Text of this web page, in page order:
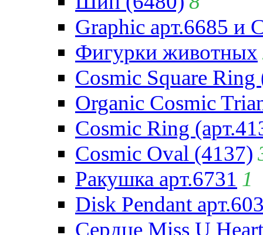
Graphic арт.6685 и
Фигурки животных
Cosmic Square Ring
Organic Cosmic
Cosmic Ring
Cosmic Oval (4137)
Ракушка арт.6731 1
Disk Pendant
Сердце Miss U